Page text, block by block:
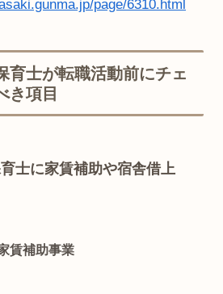
page/6310.html
育士が転職活動前にチェ
き項目
士に家賃補助や宿舎借上
賃補助事業